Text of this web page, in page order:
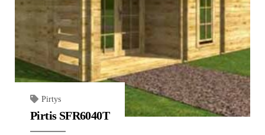
Pirtys
Pirtis SFR6040T